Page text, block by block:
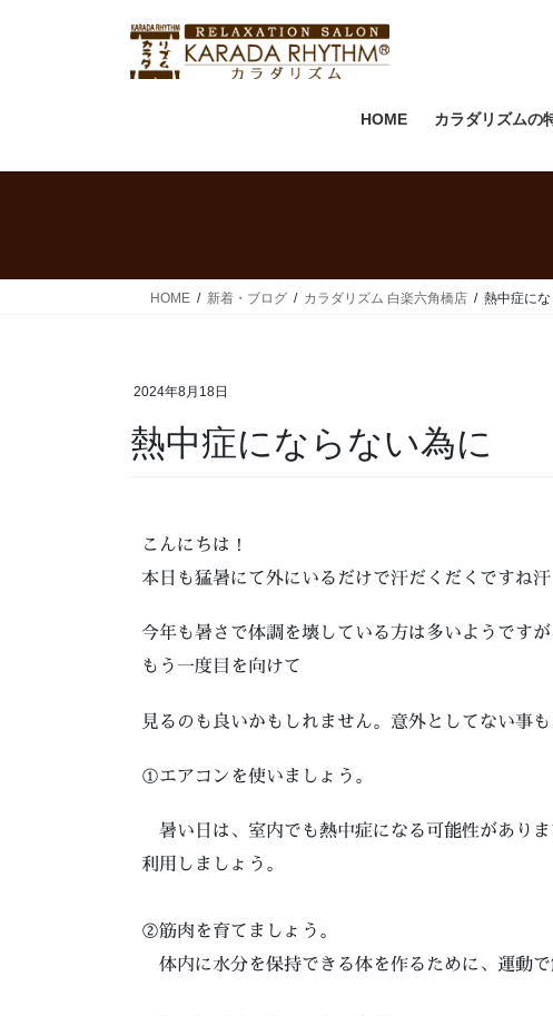
HOME カラダリズムの
HOME 新着・ブログ カラダリズム 白楽六角橋店 熱中症に
2024年8月18日
熱中症にならない為に
こんにちは！
本日も猛暑にて外にいるだけで汗だくだくですね汗
今年も暑さで体調を壊している方は多いようです
もう一度目を向けて
見るのも良いかもしれません。意外としてない事
①エアコンを使いましょう。
暑い日は、室内でも熱中症になる可能性があり
利用しましょう。
②筋肉を育てましょう。
体内に水分を保持できる体を作るために、運動で